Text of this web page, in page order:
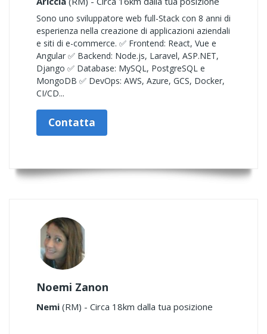
Sono uno sviluppatore web full-Stack con 8 anni di
esperienza nella creazione di applicazioni aziendali
e siti di e-commerce. ✅ Frontend: React, Vue e
Angular ✅ Backend: Node.js, Laravel, ASP.NET,
Django ✅ Database: MySQL, PostgreSQL e
MongoDB ✅ DevOps: AWS, Azure, GCS, Docker,
CI/CD...
Contatta
Noemi Zanon
Nemi (RM) - Circa 18km dalla tua posizione